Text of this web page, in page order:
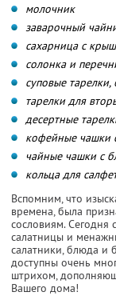
молочник
заварочный
сахарница с
солонка и
суповые тарелки,
тарелки для
десертные
кофейные чашки
чайные чашки с
кольца для
Вспомним, что
времена, была
сословиям. Сегодня
салатницы и
салатники, блюда и
доступны очень
штрихом,
Вашего дома!